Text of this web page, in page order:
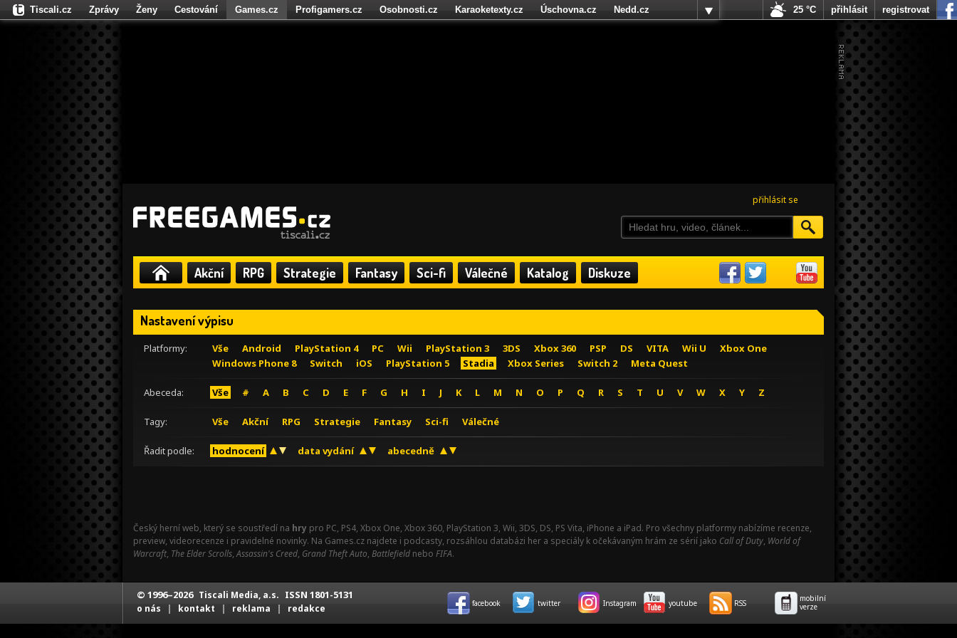
přihlásit se
Akční RPG Strategie Fantasy Sci-fi Válečné Katalog Diskuze
Nastavení výpisu
Platformy: Vše Android PlayStation 4 PC Wii PlayStation 3 3DS Xbox 360 PSP DS VITA Wii U
Xbox One
Windows Phone 8
Switch iOS PlayStation 5 Stadia Xbox Series Switch 2 Meta Quest
Abeceda: Vše # A B C D E F G H I J K L M N O P Q R S T U V W X Y Z
Tagy: Vše Akční RPG Strategie Fantasy Sci-fi Válečné
Řadit podle: hodnocení data vydání abecedně
Český herní web, který se soustředí na hry pro PC, PS4, Xbox One, Xbox 360, PlayStation 3, Wii, 3DS, DS, PS Vita, iPhone a iPad. Pro všechny platformy nabízíme recenze,
preview, videorecenze i pravidelné novinky. Na Games.cz najdete i podcasty, rozsáhlou databázi her a speciály k očekávaným hrám ze sérií jako Call of Duty, World of
Warcraft, The Elder Scrolls,Assassin's Creed, Grand Theft Auto, Battlefield nebo FIFA.
Tiscali.cz Zprávy Ženy Cestování Games.cz Profigamers.cz Osobnosti.cz Karaoketexty.cz Úschovna.cz
Nedd.cz
Fights.cz
25 °C přihlásit registrovat
© 1996–2026 Tiscali Media, a.s. ISSN 1801-5131
o nás | kontakt | reklama | redakce facebook twitter Instagram youtube RSS
mobilní
verze